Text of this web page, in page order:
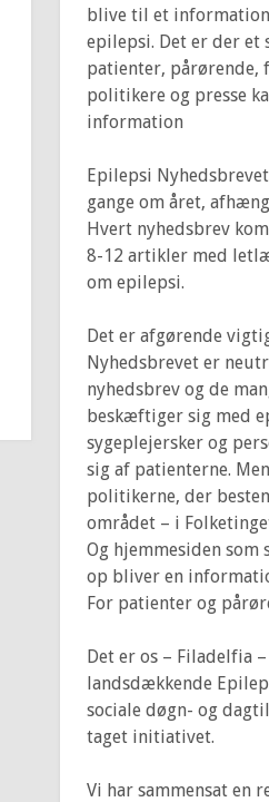
blive til et
epilepsi. Det er der et
patienter, pårørende,
politikere og presse
information
Epilepsi
gange om året,
Hvert nyhedsbrev
8-12 artikler med
om epilepsi.
Det er afgørende
Nyhedsbrevet er
nyhedsbrev og de
beskæftiger sig med
sygeplejersker og
sig af patienterne.
politikerne, der
området – i
Og hjemmesiden som
op bliver en
For patienter og
Det er os – Filadelfia
landsdækkende
sociale døgn- og
taget initiativet.
Vi har sammensat en